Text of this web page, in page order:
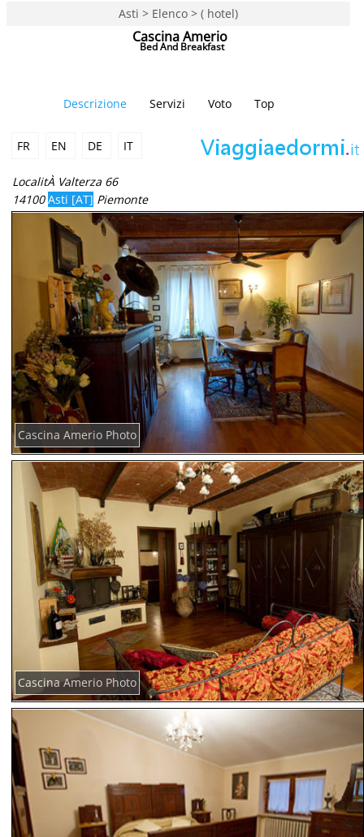
Asti > Elenco > ( hotel)
Cascina Amerio
Bed And Breakfast
Descrizione Servizi Voto Top
FR EN DE IT
LocalitÀ Valterza 66
14100Asti [AT] Piemonte
Cascina Amerio Photo
Cascina Amerio Photo